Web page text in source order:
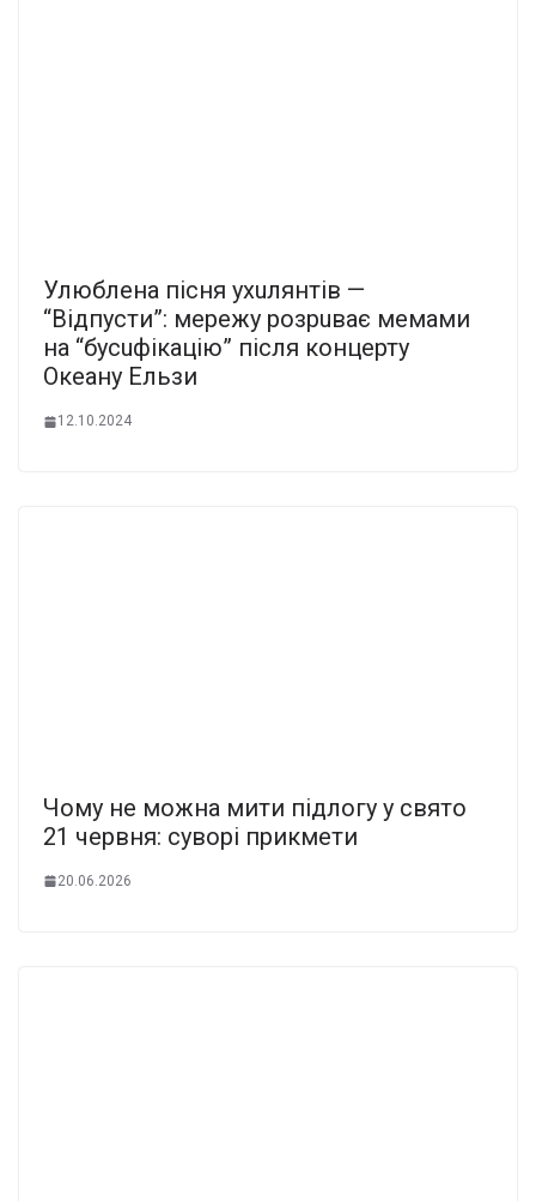
Улюблена пісня ухuлянтів —
“Відпусти”: мережу розрuває мемами
на “бусuфікацію” після концерту
Океану Ельзи
12.10.2024
Чому не можна мити підлогу у свято
21 червня: суворі прикмети
20.06.2026